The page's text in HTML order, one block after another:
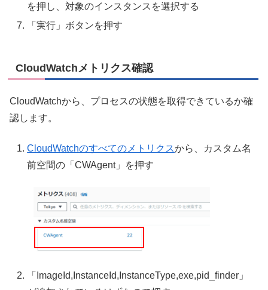
を押し、対象のインスタンスを選択する
「実行」ボタンを押す
CloudWatchメトリクス確認
CloudWatchから、プロセスの状態を取得できているか確
認します。
CloudWatchのすべてのメトリクスから、カスタム名
前空間の「CWAgent」を押す
「ImageId,InstanceId,InstanceType,exe,pid_finder」